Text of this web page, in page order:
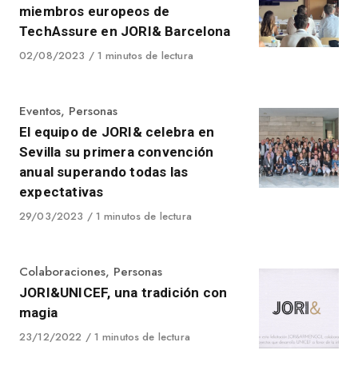
miembros europeos de
TechAssure en JORI& Barcelona
Published
02/08/2023 1 minutos de lectura
Category
Eventos, Personas
El equipo de JORI& celebra en
Sevilla su primera convención
anual superando todas las
expectativas
Published
29/03/2023 1 minutos de lectura
Category
Colaboraciones, Personas
JORI&UNICEF, una tradición con
magia
Published
23/12/2022 1 minutos de lectura